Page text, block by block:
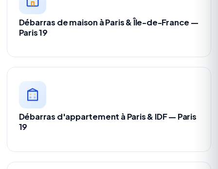
Débarras de maison à Paris & Île-de-France —
Paris 19
Débarras d'appartement à Paris & IDF — Paris
19